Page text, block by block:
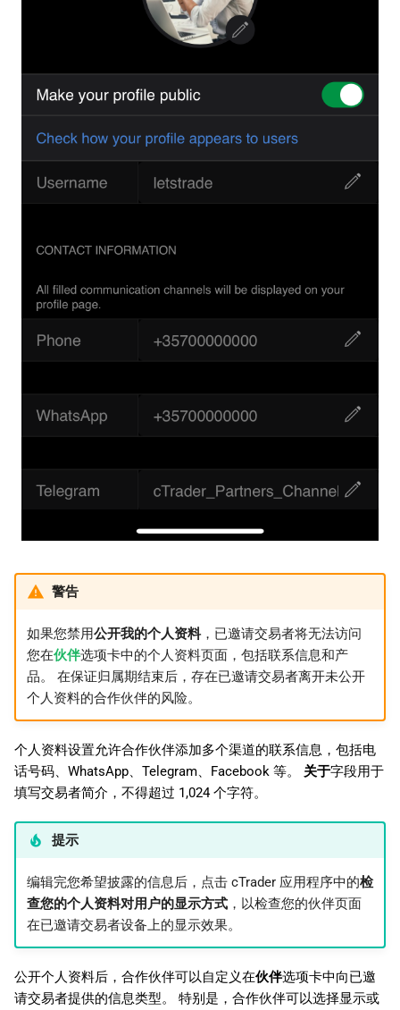
警告
如果您禁用公开我的个人资料，已邀请交易者将无法访问
您在伙伴选项卡中的个人资料页面，包括联系信息和产
品。 在保证归属期结束后，存在已邀请交易者离开未公开
个人资料的合作伙伴的风险。
个人资料设置允许合作伙伴添加多个渠道的联系信息，包括电
话号码、WhatsApp、Telegram、Facebook 等。 关于字段用于
填写交易者简介，不得超过 1,024 个字符。
提示
编辑完您希望披露的信息后，点击 cTrader 应用程序中的检
查您的个人资料对用户的显示方式，以检查您的伙伴页面
在已邀请交易者设备上的显示效果。
公开个人资料后，合作伙伴可以自定义在伙伴选项卡中向已邀
请交易者提供的信息类型。 特别是，合作伙伴可以选择显示或